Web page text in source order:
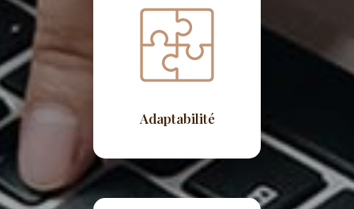
Adaptabilité